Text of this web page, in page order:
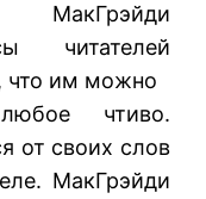
МакГрэйди
читателей
что им можно
чтиво.
от своих слов
МакГрэйди